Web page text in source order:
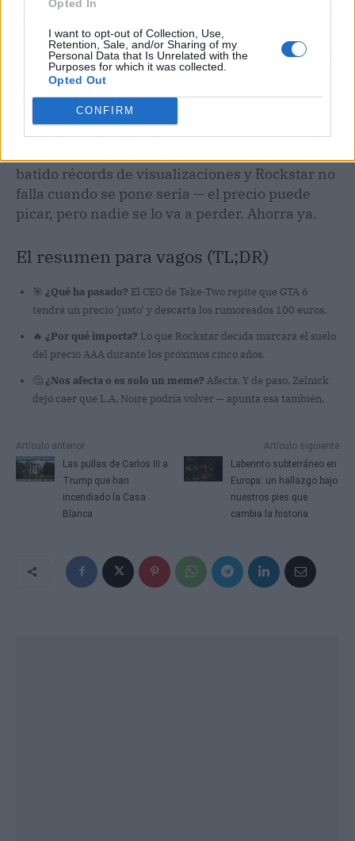
Opted In
I want to opt-out of Collection, Use,
Retention, Sale, and/or Sharing of my
Personal Data that Is Unrelated with the
Purposes for which it was collected.
Opted Out
CONFIRM
si el 'precio justo' de Zelnick se traduce en un
alivio o en una sonrisa forzada al pasar por caja.
Hype-O-Meter
Nivel de hype: 9,5/10.Es GTA 6. Lleva más de
batido récords de visualizaciones y Rockstar no
falla cuando se pone seria — el precio puede
picar, pero nadie se lo va a perder. Ahorra ya.
El resumen para vagos (TL;DR)
🎯 ¿Qué ha pasado? El CEO de Take-Two repite que GTA 6
tendrá un precio 'justo' y descarta los rumoreados 100 euros.
🔥 ¿Por qué importa? Lo que Rockstar decida marcará el suelo
del precio AAA durante los próximos cinco años.
🤔¿Nos afecta o es solo un meme? Afecta. Y de paso, Zelnick
dejó caer que L.A. Noire podría volver — apunta esa también.
Artículo anterior
Las pullas de Carlos III a
Trump que han
incendiado la Casa
Blanca
Artículo siguiente
Laberinto subterráneo en
Europa: un hallazgo bajo
nuestros pies que
cambia la historia